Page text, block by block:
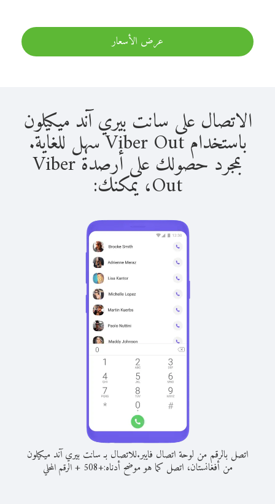
عرض الأسعار
الاتصال على سانت بيري آند ميكيلون
باستخدام Viber Out سهل للغاية.
بمجرد حصولك على أرصدة Viber
Out، يمكنك:
اتصل بالرقم من لوحة اتصال فايبر.للاتصال بـ سانت بيري آند ميكيلون
من أفغانستان، اتصل كما هو موضح أدناه:+
508
+الرقم المحلي